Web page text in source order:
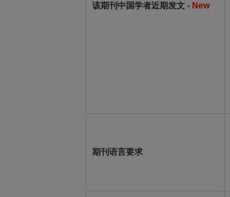
该期刊中国学者近期发文 - New
期刊语言要求